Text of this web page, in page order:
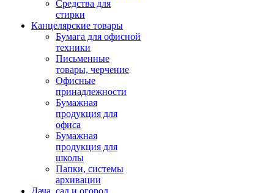
Средства для
стирки
Канцелярские товары
Бумага для офисной
техники
Письменные
товары, черчение
Офисные
принадлежности
Бумажная
продукция для
офиса
Бумажная
продукция для
школы
Папки, системы
архивации
Дача, сад и огород